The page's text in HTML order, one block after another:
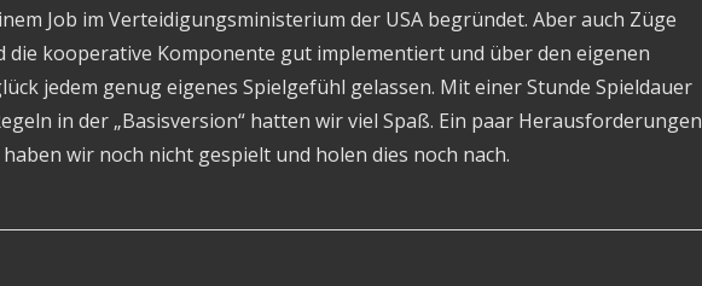
Job im Verteidigungsministerium der USA begründet. Aber auch Züge
die kooperative Komponente gut implementiert und über den eigenen
jedem genug eigenes Spielgefühl gelassen. Mit einer Stunde Spieldauer
in der „Basisversion“ hatten wir viel Spaß. Ein paar Herausforderungen
wir noch nicht gespielt und holen dies noch nach.